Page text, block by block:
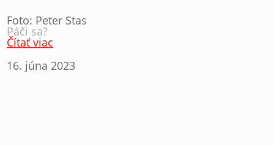
Foto: Peter Stas
Páči sa?
Čítať viac
16. júna 2023